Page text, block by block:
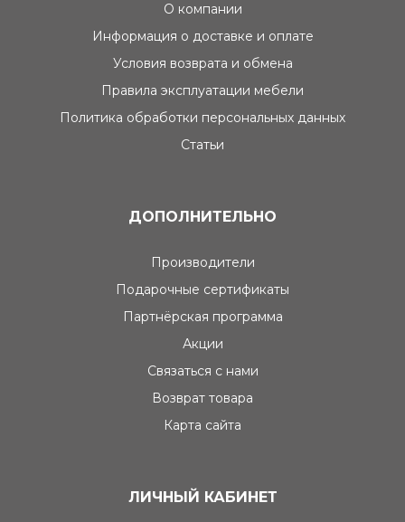
О компании
Информация о доставке и оплате
Условия возврата и обмена
Правила эксплуатации мебели
Политика обработки персональных данных
Статьи
ДОПОЛНИТЕЛЬНО
Производители
Подарочные сертификаты
Партнёрская программа
Акции
Связаться с нами
Возврат товара
Карта сайта
ЛИЧНЫЙ КАБИНЕТ